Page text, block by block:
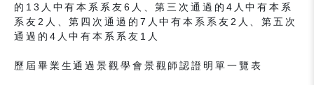
的13人中有本系系友6人、第三次通過的4人中有本系
系友2人、第四次通過的7人中有本系系友2人、第五次
通過的4人中有本系系友1人
歷屆畢業生通過景觀學會景觀師認證明單一覽表